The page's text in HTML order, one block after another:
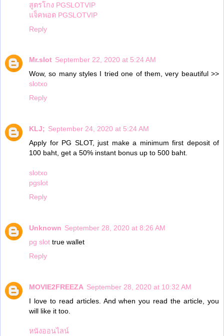
สูตรโกง PGSLOTVIP
แจ็คพอต PGSLOTVIP
Reply
Mr.slot September 22, 2020 at 5:24 AM
Wow, so many styles I tried one of them, very beautiful >>
slotxo
Reply
KLJ; September 24, 2020 at 5:24 AM
Apply for PG SLOT, just make a minimum first deposit of
100 baht, get a 50% instant bonus up to 500 baht.
slotxo
pgslot
Reply
Unknown September 28, 2020 at 8:26 AM
pg slot true wallet
Reply
MOVIE2FREEZA September 28, 2020 at 10:32 AM
I love to read articles. And when you read the article, you
will like it too.
หนังออนไลน์